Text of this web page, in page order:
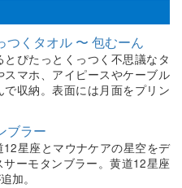
つくタオル 〜 包むーん
ぴたっとくっつく不思議なタ
マホ、アイピースやケーブル
収納。表面には月面をプリン
ブラー
12星座とマウナケアの星空をデ
ーモタンブラー。黄道12星座
加。